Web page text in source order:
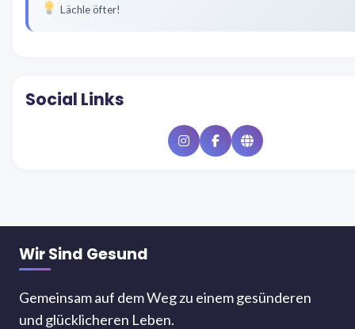
Lächle öfter!
Social Links
InstagramFacebookWebsite
Wir Sind Gesund
Gemeinsam auf dem Weg zu einem gesünderen
und glücklicheren Leben.